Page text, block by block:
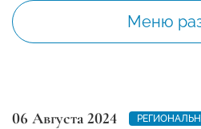
Меню
06 Августа 2024